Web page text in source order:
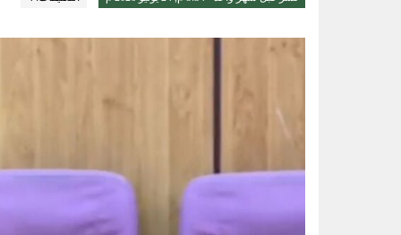
ثلاثية الذهب في “المهارات
عبدالله السلطان: نُعلّم الشباب
تقنية جديدة تقلل دهون البطاطس